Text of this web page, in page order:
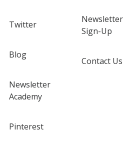
Twitter
Blog
Newsletter
Academy
Pinterest
Newsletter
Sign-Up
Contact Us